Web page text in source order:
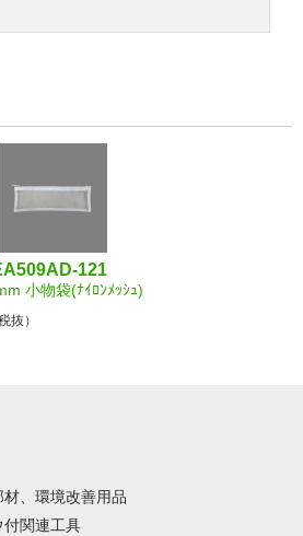
121
小物袋(ﾅｲﾛﾝﾒｯｼｭ)
抜）
、環境改善用品
付関連工具